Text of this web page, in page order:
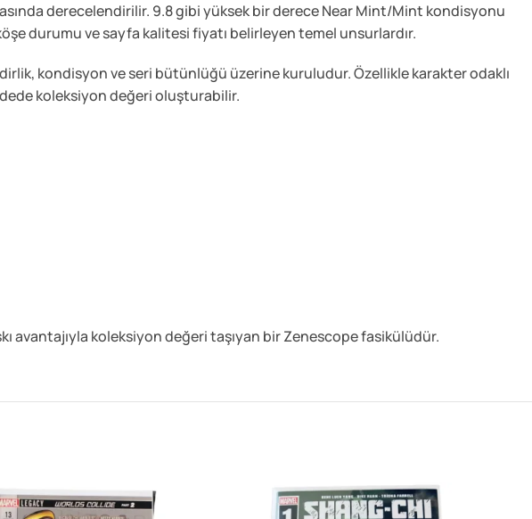
derecelendirilir. 9.8 gibi yüksek bir derece Near Mint/Mint kondisyonu
durumu ve sayfa kalitesi fiyatı belirleyen temel unsurlardır.
kondisyon ve seri bütünlüğü üzerine kuruludur. Özellikle karakter odaklı
koleksiyon değeri oluşturabilir.
avantajıyla koleksiyon değeri taşıyan bir Zenescope fasikülüdür.